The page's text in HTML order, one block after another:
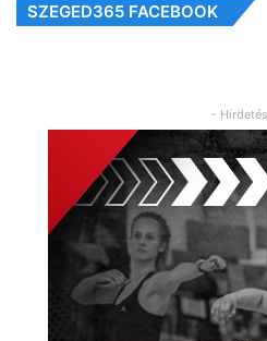
SZEGED365 FACEBOOK
-